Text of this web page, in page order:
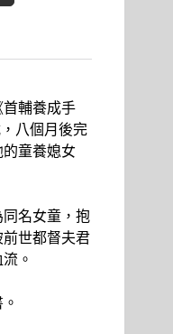
輔養成手
八個月後完
童養媳女
名女童，抱
世都督夫君
。